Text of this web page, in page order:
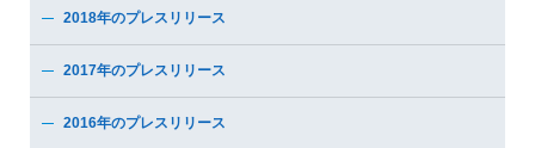
2018年のプレスリリース
2017年のプレスリリース
2016年のプレスリリース